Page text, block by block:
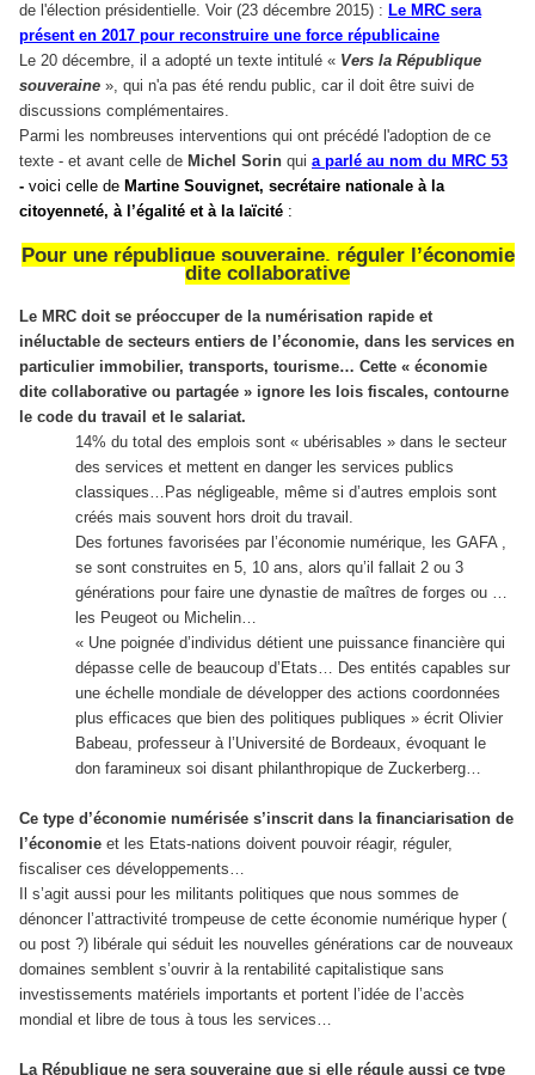
de l'élection présidentielle. Voir (23 décembre 2015) : Le MRC sera
présent en 2017 pour reconstruire une force républicaine
Le 20 décembre, il a adopté un texte intitulé « Vers la République
souveraine », qui n'a pas été rendu public, car il doit être suivi de
discussions complémentaires.
Parmi les nombreuses interventions qui ont précédé l'adoption de ce
texte - et avant celle de Michel Sorin qui a parlé au nom du MRC 53
- voici celle de Martine Souvignet, secrétaire nationale à la
citoyenneté, à l’égalité et à la laïcité :
Pour une république souveraine, réguler l’économie
dite collaborative
Le MRC doit se préoccuper de la numérisation rapide et
inéluctable de secteurs entiers de l’économie, dans les services en
particulier immobilier, transports, tourisme… Cette « économie
dite collaborative ou partagée » ignore les lois fiscales, contourne
le code du travail et le salariat.
14% du total des emplois sont « ubérisables » dans le secteur
des services et mettent en danger les services publics
classiques…Pas négligeable, même si d’autres emplois sont
créés mais souvent hors droit du travail.
Des fortunes favorisées par l’économie numérique, les GAFA ,
se sont construites en 5, 10 ans, alors qu’il fallait 2 ou 3
générations pour faire une dynastie de maîtres de forges ou …
les Peugeot ou Michelin…
« Une poignée d’individus détient une puissance financière qui
dépasse celle de beaucoup d’Etats… Des entités capables sur
une échelle mondiale de développer des actions coordonnées
plus efficaces que bien des politiques publiques » écrit Olivier
Babeau, professeur à l’Université de Bordeaux, évoquant le
don faramineux soi disant philanthropique de Zuckerberg…
Ce type d’économie numérisée s’inscrit dans la financiarisation de
l’économie et les Etats-nations doivent pouvoir réagir, réguler,
fiscaliser ces développements…
Il s’agit aussi pour les militants politiques que nous sommes de
dénoncer l’attractivité trompeuse de cette économie numérique hyper (
ou post ?) libérale qui séduit les nouvelles générations car de nouveaux
domaines semblent s’ouvrir à la rentabilité capitalistique sans
investissements matériels importants et portent l’idée de l’accès
mondial et libre de tous à tous les services…
La République ne sera souveraine que si elle régule aussi ce type